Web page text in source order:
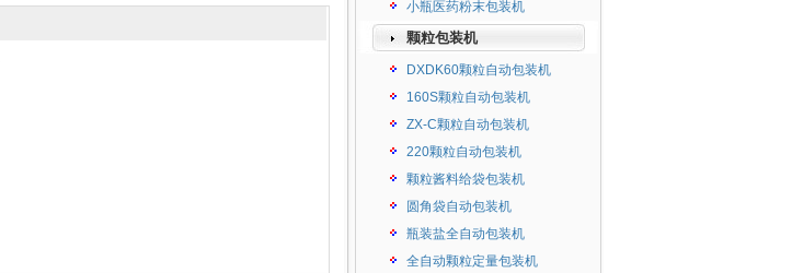
小瓶医药粉末包装机
颗粒包装机
DXDK60颗粒自动包装机
160S颗粒自动包装机
ZX-C颗粒自动包装机
220颗粒自动包装机
颗粒酱料给袋包装机
圆角袋自动包装机
瓶装盐全自动包装机
全自动颗粒定量包装机